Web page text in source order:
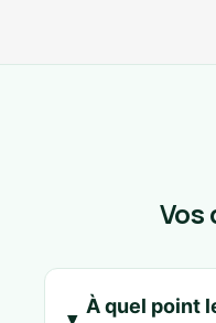
Vos
À quel point